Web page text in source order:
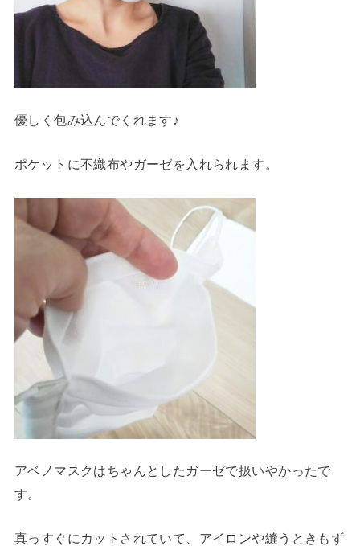
優しく包み込んでくれます♪
ポケットに不織布やガーゼを入れられます。
アベノマスクはちゃんとしたガーゼで扱いやかったで
す。
真っすぐにカットされていて、アイロンや縫うときもず